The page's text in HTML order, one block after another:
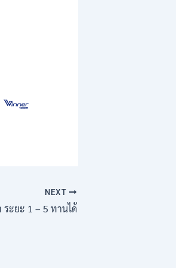
NEXT
ระยะ 1 – 5 ทานได้